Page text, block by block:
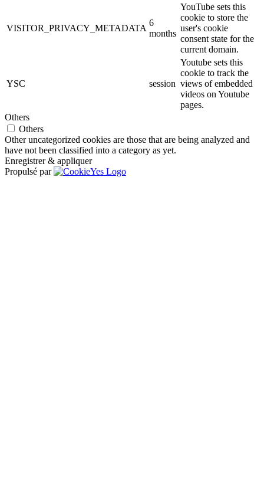
VISITOR_PRIVACY_METADATA
6
months
YouTube sets this
cookie to store the
user's cookie
consent state for the
current domain.
YSC session
Youtube sets this
cookie to track the
views of embedded
videos on Youtube
pages.
Others
Others
Other uncategorized cookies are those that are being analyzed and
have not been classified into a category as yet.
Enregistrer & appliquer
Propulsé par